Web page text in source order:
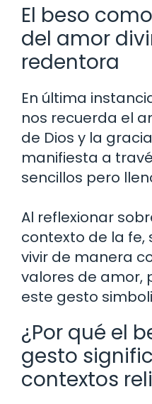
El beso
del amor
redentora
En última
nos recuerda el
de Dios y la
manifiesta a
sencillos pero
Al reflexionar
contexto de la fe,
vivir de manera
valores de amor,
este gesto
¿Por qué el
gesto
contextos